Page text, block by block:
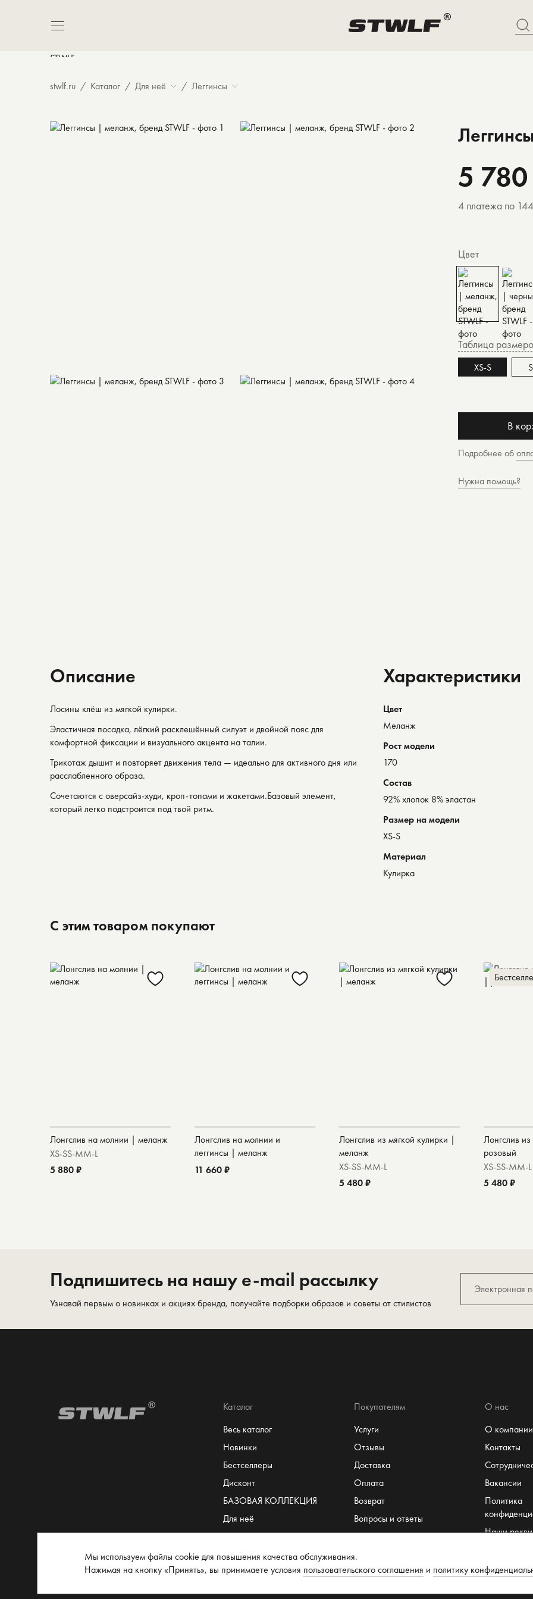
stwlf.ru Каталог Для неё Леггинсы
5
4 платежа по
Цвет
Таблица
XS-S
В
Подробнее об
Нужна помощь?
Описание
Лосины клёш из мягкой кулирки.⠀
Эластичная посадка, лёгкий расклешённый силуэт и двойной пояс для
комфортной фиксации и визуального акцента на талии.⠀
Трикотаж дышит и повторяет движения тела — идеально для активного дня или
расслабленного образа.⠀
Сочетаются с оверсайз-худи, кроп-топами и жакетами.Базовый элемент,
который легко подстроится под твой ритм.
Характеристики
Цвет
Меланж
Рост модели
170
Состав
92% хлопок 8% эластан
Размер на модели
XS-S
Материал
Кулирка
С этим товаром покупают
Лонгслив на молнии | меланж
XS-SS-MM-L
5 880 ₽
Лонгслив на молнии и
леггинсы | меланж
11 660 ₽
Лонгслив из мягкой кулирки |
меланж
XS-SS-MM-L
5 480 ₽
Лонгслив
розовый
XS-SS-MM-L
5 480 ₽
Подпишитесь на нашу e-mail рассылку
Узнавай первым о новинках и акциях бренда, получайте подборки образов и советы от стилистов
Каталог
Весь каталог
Новинки
Бестселлеры
Дисконт
БАЗОВАЯ КОЛЛЕКЦИЯ
Для неё
Для него
Сертификат
Покупателям
Услуги
Отзывы
Доставка
Оплата
Возврат
Вопросы и ответы
Система лояльности
Размеры
Рекомендации по уходу
О нас
О компании
Контакты
Вакансии
Политика
Наши
Мы используем файлы cookie для повышения качества обслуживания.
Нажимая на кнопку «Принять», вы принимаете условия пользовательского соглашения и политику